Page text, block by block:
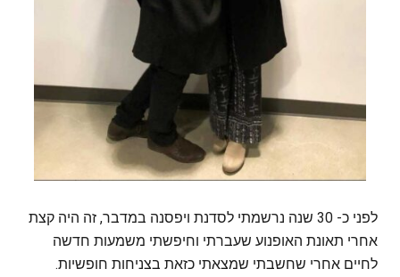
לפני כ- 30 שנה נרשמתי לסדנת ויפסנה במדבר, זה היה קצת
אחרי תאונת האופנוע שעברתי וחיפשתי משמעות חדשה
לחיים אחרי שחשבתי שמצאתי כזאת בצניחות חופשיות.